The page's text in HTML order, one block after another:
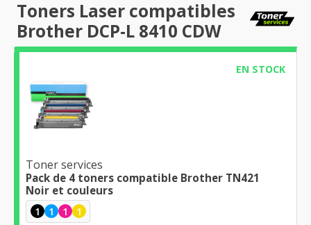
Toners Laser compatibles
Brother DCP-L 8410 CDW
EN STOCK
Toner services
Pack de 4 toners compatible Brother TN421
Noir et couleurs
1 1 1 1